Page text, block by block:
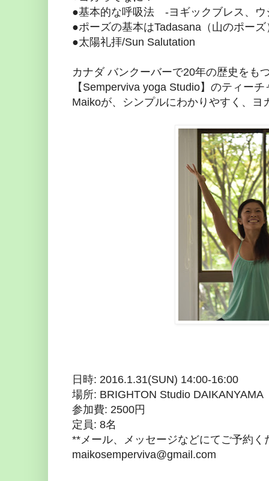
●基本的な呼吸法 -ヨギックブレス、ウ
●ポーズの基本はTadasana（山のポーズ
●太陽礼拝/Sun Salutation
カナダ バンクーバーで20年の歴史をも
【Semperviva yoga Studio】のティー
Maikoが、シンプルにわかりやすく、ヨ
日時: 2016.1.31(SUN) 14:00-16:00
場所: BRIGHTON Studio DAIKANYAMA
参加費: 2500円
定員: 8名
**メール、メッセージなどにてご予約く
maikosemperviva@gmail.com